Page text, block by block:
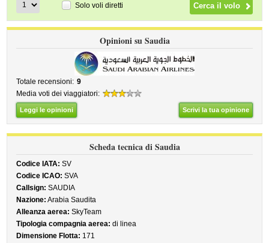
Solo voli diretti
Opinioni su Saudia
Totale recensioni: 9
Media voti dei viaggiatori:
Leggi le opinioni Scrivi la tua opinione
Scheda tecnica di Saudia
Codice IATA: SV
Codice ICAO: SVA
Callsign: SAUDIA
Nazione: Arabia Saudita
Alleanza aerea: SkyTeam
Tipologia compagnia aerea: di linea
Dimensione Flotta: 171